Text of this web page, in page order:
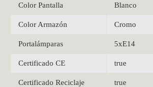
Color Pantalla Blanco
Color Armazón Cromo
Portalámparas 5xE14
Certificado CE true
Certificado Reciclaje true